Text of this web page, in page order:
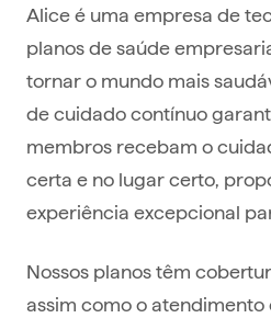
Alice é uma empresa de
planos de saúde
tornar o mundo mais
de cuidado contínuo
membros recebam o
certa e no lugar certo,
experiência excepcional
Nossos planos têm
assim como o atendimento